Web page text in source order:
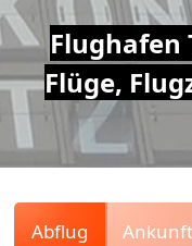
Air
Traffic
Live
Flughafen
Flüge,
Abflug Ankunft